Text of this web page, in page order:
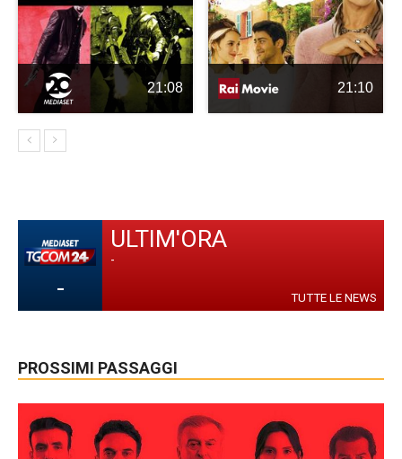
21:08 21:10
-
ULTIM'ORA
-
TUTTE LE NEWS
PROSSIMI PASSAGGI